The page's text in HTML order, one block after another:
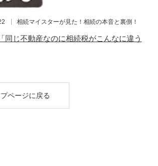
相続マイスターが見た！相続の本音と裏側！
じ不動産なのに相続税がこんなに違う
プページに戻る